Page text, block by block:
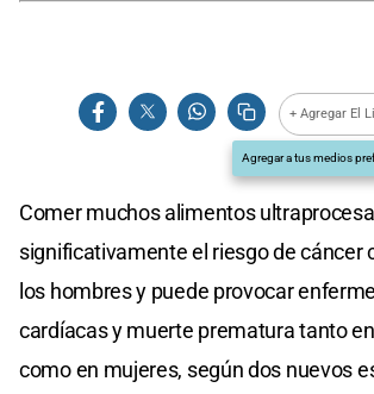
+ Agregar El
Agregar a tus medios
Comer muchos alimentos
significativamente el riesgo de cáncer
los hombres y puede provocar
cardíacas y muerte prematura tanto
como en mujeres, según dos nuevos